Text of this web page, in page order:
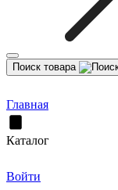
Поиск товара
Главная
Каталог
Войти